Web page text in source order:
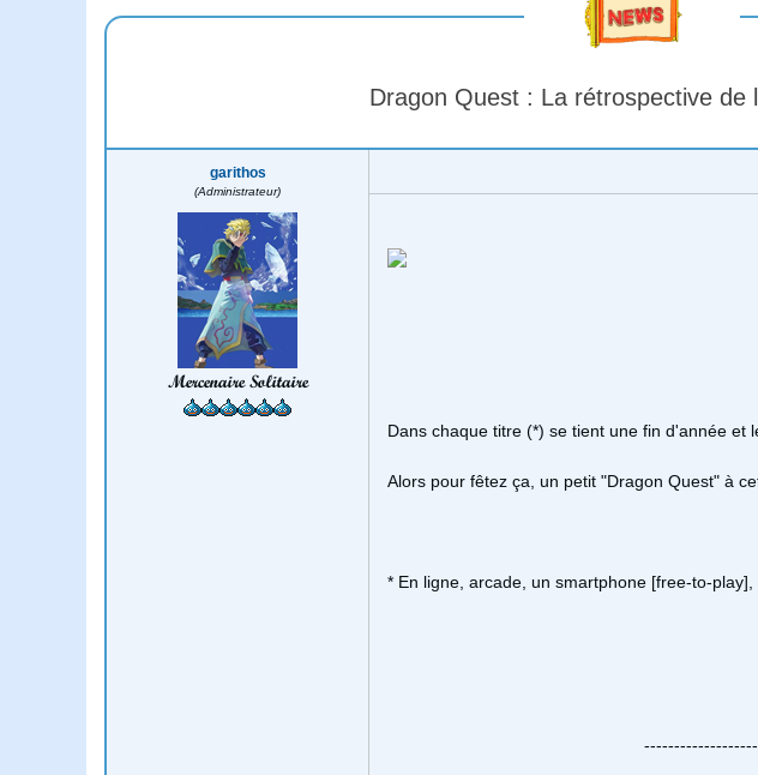
Dragon Quest : La rétrospective de
garithos
(Administrateur)
Mercenaire Solitaire
Dans chaque titre (*) se tient une fin d'année et
Alors pour fêtez ça, un petit "Dragon Quest" à
* En ligne, arcade, un smartphone [free-to-